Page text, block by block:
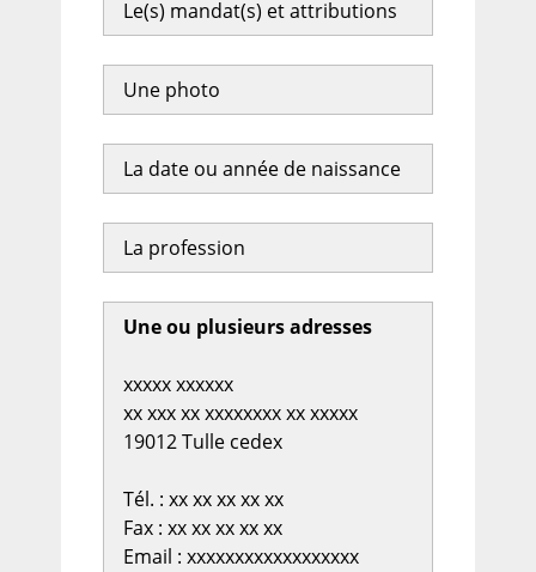
Le(s) mandat(s) et attributions
Une photo
La date ou année de naissance
La profession
Une ou plusieurs adresses
xxxxx xxxxxx
xx xxx xx xxxxxxxx xx xxxxx
19012 Tulle cedex
Tél. : xx xx xx xx xx
Fax : xx xx xx xx xx
Email : xxxxxxxxxxxxxxxxxx